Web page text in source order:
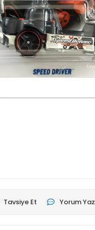
Tavsiye Et Yorum Yaz